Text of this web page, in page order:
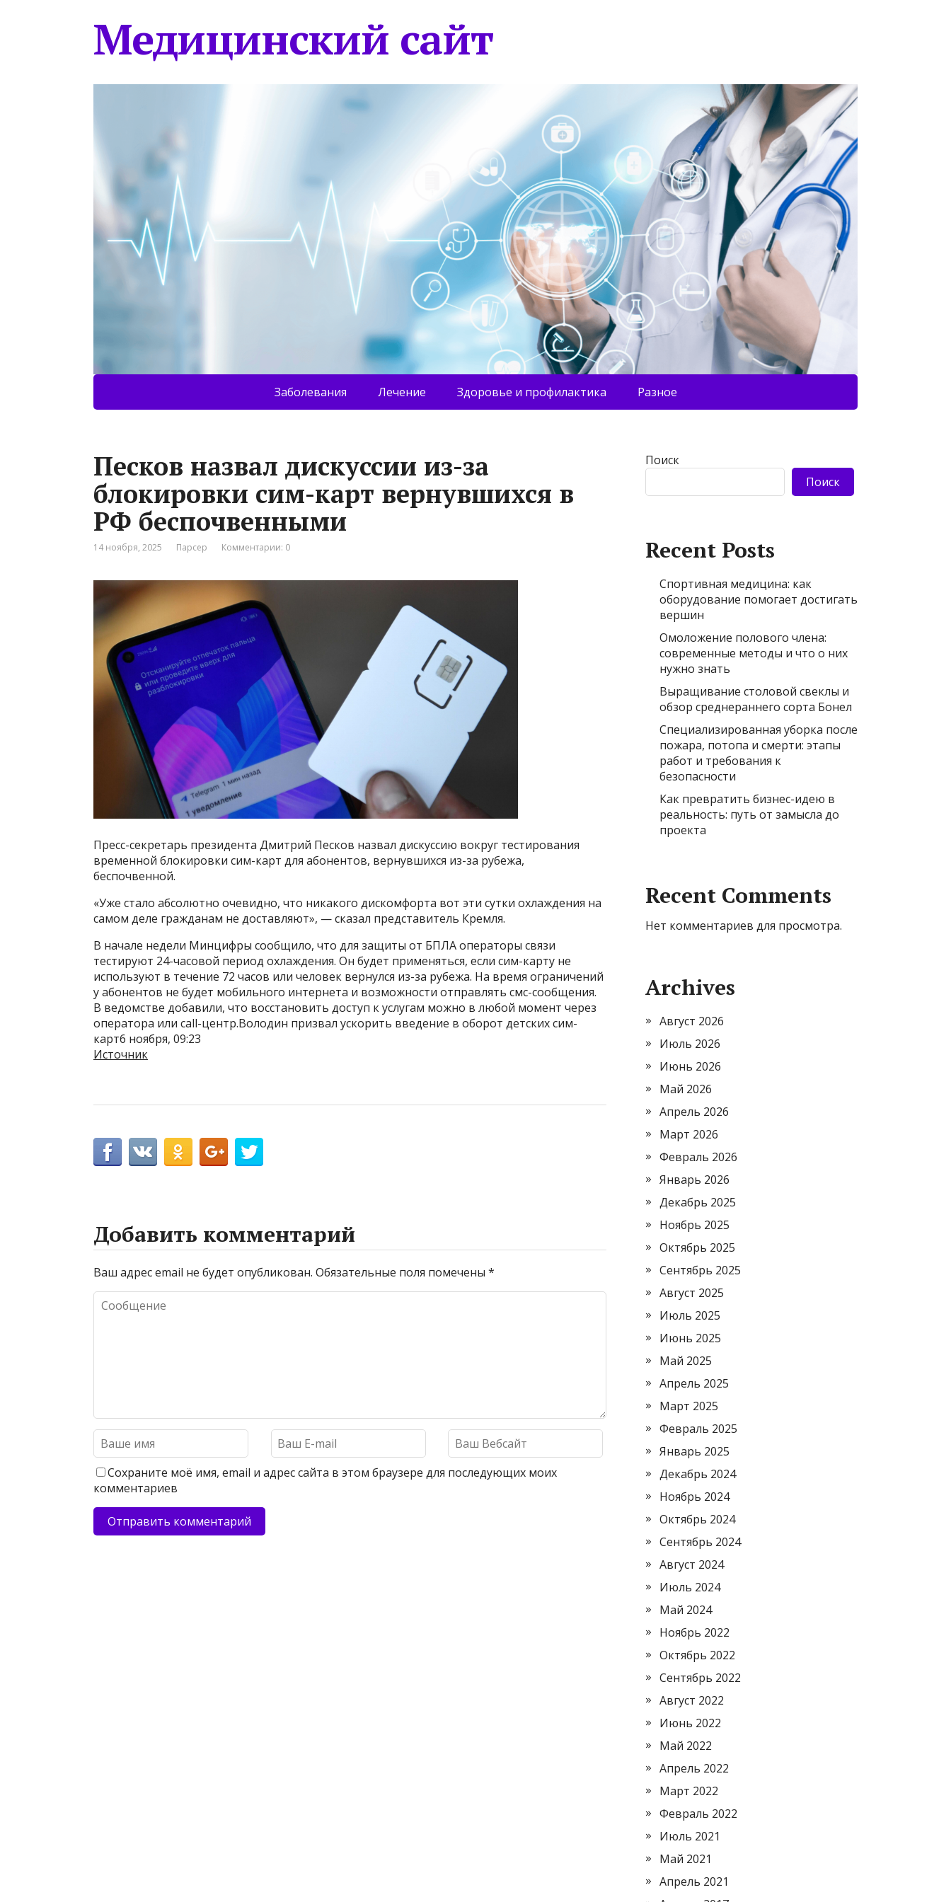
Медицинский сайт
Заболевания Лечение Здоровье и профилактика Разное
Песков назвал дискуссии из-за
блокировки сим-карт вернувшихся в
РФ беспочвенными
14 ноября, 2025 Парсер Комментарии: 0
Пресс-секретарь президента Дмитрий Песков назвал дискуссию вокруг тестирования
временной блокировки сим-карт для абонентов, вернувшихся из-за рубежа,
беспочвенной.
«Уже стало абсолютно очевидно, что никакого дискомфорта вот эти сутки охлаждения на
самом деле гражданам не доставляют», — сказал представитель Кремля.
В начале недели Минцифры сообщило, что для защиты от БПЛА операторы связи
тестируют 24-часовой период охлаждения. Он будет применяться, если сим-карту не
используют в течение 72 часов или человек вернулся из-за рубежа. На время ограничений
у абонентов не будет мобильного интернета и возможности отправлять смс-сообщения.
В ведомстве добавили, что восстановить доступ к услугам можно в любой момент через
оператора или call-центр.Володин призвал ускорить введение в оборот детских сим-
карт6 ноября, 09:23
Источник
Добавить комментарий
Ваш адрес email не будет опубликован. Обязательные поля помечены *
Сохраните моё имя, email и адрес сайта в этом браузере для последующих моих
комментариев
Поиск
Поиск
Recent Posts
Спортивная медицина: как
оборудование помогает достигать
вершин
Омоложение полового члена:
современные методы и что о них
нужно знать
Выращивание столовой свеклы и
обзор среднераннего сорта Бонел
Специализированная уборка после
пожара, потопа и смерти: этапы
работ и требования к
безопасности
Как превратить бизнес-идею в
реальность: путь от замысла до
проекта
Recent Comments
Нет комментариев для просмотра.
Archives
Август 2026
Июль 2026
Июнь 2026
Май 2026
Апрель 2026
Март 2026
Февраль 2026
Январь 2026
Декабрь 2025
Ноябрь 2025
Октябрь 2025
Сентябрь 2025
Август 2025
Июль 2025
Июнь 2025
Май 2025
Апрель 2025
Март 2025
Февраль 2025
Январь 2025
Декабрь 2024
Ноябрь 2024
Октябрь 2024
Сентябрь 2024
Август 2024
Июль 2024
Май 2024
Ноябрь 2022
Октябрь 2022
Сентябрь 2022
Август 2022
Июнь 2022
Май 2022
Апрель 2022
Март 2022
Февраль 2022
Июль 2021
Май 2021
Апрель 2021